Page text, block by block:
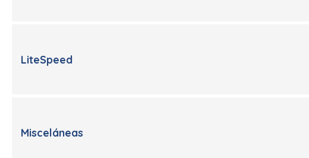
LiteSpeed
Misceláneas